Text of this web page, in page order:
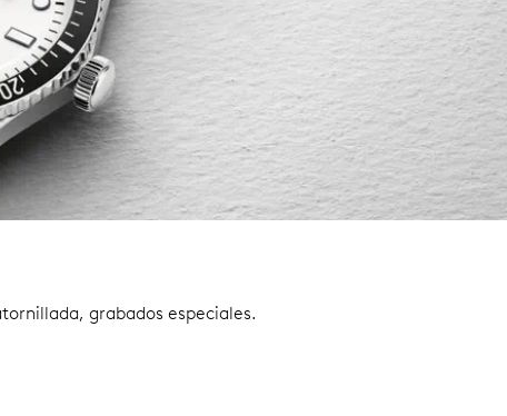
grabados especiales.